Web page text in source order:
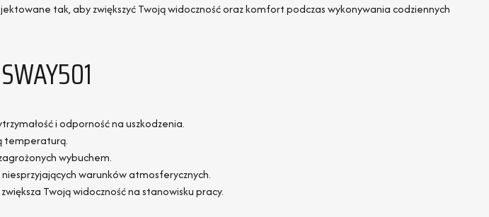
tak, aby zwiększyć Twoją widoczność oraz komfort podczas wykonywania codziennych
i odporność na uszkodzenia.
temperaturą.
wybuchem.
warunków atmosferycznych.
Twoją widoczność na stanowisku pracy.